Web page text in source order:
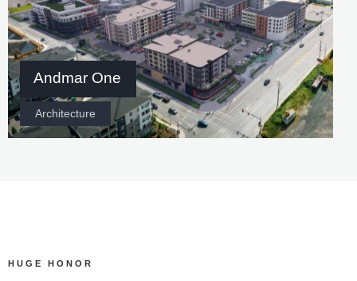
Andmar One
Architecture
HUGE HONOR